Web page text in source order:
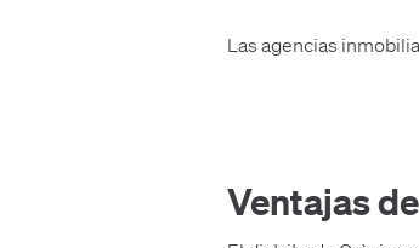
Las agencias
Ventajas